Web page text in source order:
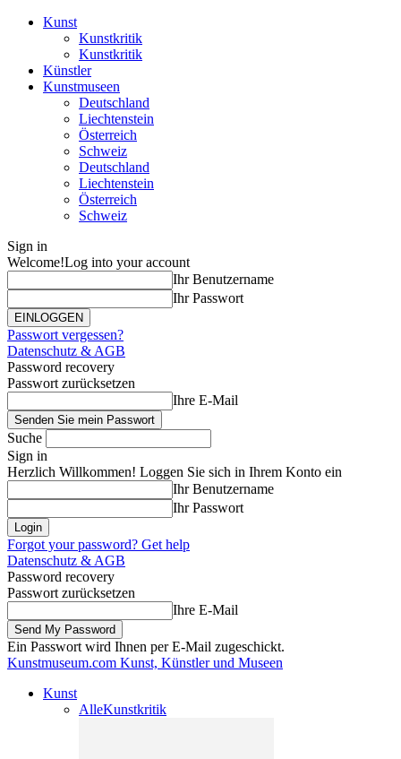
Kunst
Kunstkritik
Kunstkritik
Künstler
Kunstmuseen
Deutschland
Liechtenstein
Österreich
Schweiz
Deutschland
Liechtenstein
Österreich
Schweiz
Sign in
Welcome!Log into your account
Ihr Benutzername
Ihr Passwort
Passwort vergessen?
Datenschutz & AGB
Password recovery
Passwort zurücksetzen
Ihre E-Mail
Suche
Sign in
Herzlich Willkommen! Loggen Sie sich in Ihrem Konto ein
Ihr Benutzername
Ihr Passwort
Forgot your password? Get help
Datenschutz & AGB
Password recovery
Passwort zurücksetzen
Ihre E-Mail
Ein Passwort wird Ihnen per E-Mail zugeschickt.
Kunstmuseum.com Kunst, Künstler und Museen
Kunst
AlleKunstkritik